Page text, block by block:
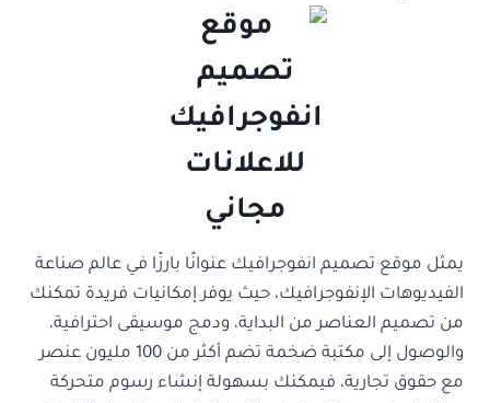
يمثل موقع تصميم انفوجرافيك عنوانًا بارزًا في عالم صناعة
الفيديوهات الإنفوجرافيك، حيث يوفر إمكانيات فريدة تمكنك
من تصميم العناصر من البداية، ودمج موسيقى احترافية،
والوصول إلى مكتبة ضخمة تضم أكثر من 100 مليون عنصر
مع حقوق تجارية، فيمكنك بسهولة إنشاء رسوم متحركة